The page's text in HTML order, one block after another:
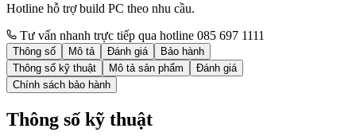
Hotline hỗ trợ build PC theo nhu cầu.
Tư vấn nhanh trực tiếp qua hotline 085 697 1111
Thông số Mô tả Đánh giá
Bảo hành
Thông số kỹ thuật
Mô tả sản phẩm
Đánh giá
Chính sách bảo hành
Thông số kỹ thuật